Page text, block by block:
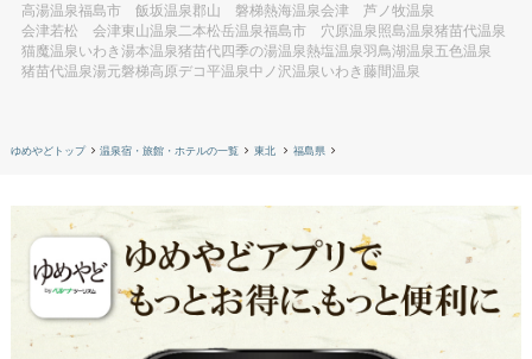
高湯温泉福島市 飯坂温泉 郡山 磐梯熱海温泉会津 芦ノ牧温泉
会津若松 会津東山温泉 二本松岳温泉福島市 穴原温泉 照島温泉猪苗代温泉
猫魔温泉 いわき湯本温泉猪苗代四季の湯温泉熱塩温泉羽鳥湖温泉 五色温泉
猪苗代温泉湯元磐梯高原デコ平温泉中ノ沢温泉 いわき藤間温泉
ゆめやどトップ 温泉宿・旅館・ホテルの一覧 東北 福島県